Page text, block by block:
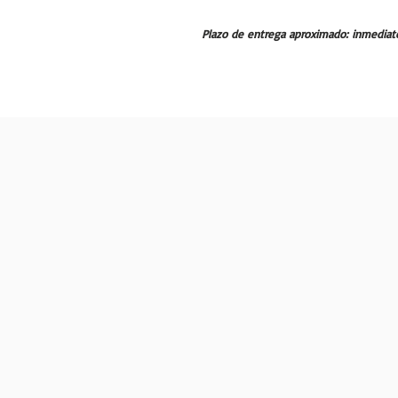
Plazo de entrega aproximado: